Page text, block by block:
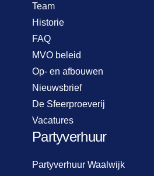
Team
Historie
FAQ
MVO beleid
Op- en afbouwen
Nieuwsbrief
De Sfeerproeverij
Vacatures
Partyverhuur
Partyverhuur Waalwijk